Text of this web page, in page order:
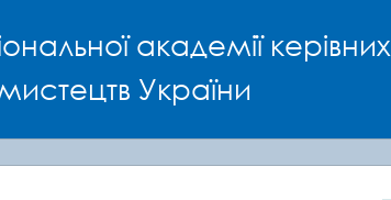
академії керівних
України